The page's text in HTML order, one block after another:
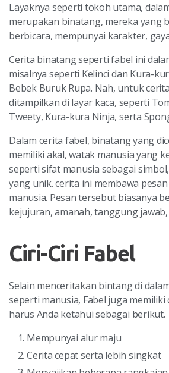
Layaknya seperti tokoh utama,
merupakan binatang, mereka yang
berbicara, mempunyai karakter,
Cerita binatang seperti fabel ini
misalnya seperti Kelinci dan Kura-
Bebek Buruk Rupa. Nah, untuk
ditampilkan di layar kaca, seperti
Tweety, Kura-kura Ninja, serta
Dalam cerita fabel, binatang yang
memiliki akal, watak manusia yang
seperti sifat manusia sebagai
yang unik. cerita ini membawa
manusia. Pesan tersebut biasanya
kejujuran, amanah, tanggung
Ciri-Ciri Fabel
Selain menceritakan bintang di
seperti manusia, Fabel juga
harus Anda ketahui sebagai berikut.
Mempunyai alur maju
Cerita cepat serta lebih singkat